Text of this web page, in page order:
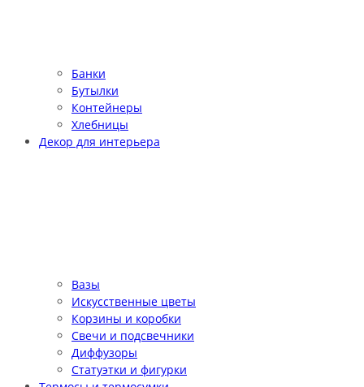
Банки
Бутылки
Контейнеры
Хлебницы
Декор для интерьера
Вазы
Искусственные цветы
Корзины и коробки
Свечи и подсвечники
Диффузоры
Статуэтки и фигурки